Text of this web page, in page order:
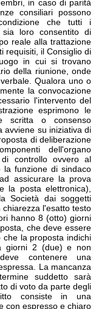
in caso di parità
consiliari possono
che tutti i
sia loro consentito di
reale alla trattazione
requisiti, il Consiglio di
in cui si trovano
della riunione, onde
Qualora uno o
la convocazione
l'intervento del
esprimono le
scritta o consenso
avviene su iniziativa di
di deliberazione
dell'organo
controllo ovvero al
la funzione di sindaco
assicurare la prova
la posta elettronica),
Società dai soggetti
l'esatto testo
hanno 8 (otto) giorni
che deve essere
che la proposta indichi
giorni 2 (due) e non
contenere una
La mancanza
suddetto sarà
di voto da parte degli
consiste in una
con espresso e chiaro